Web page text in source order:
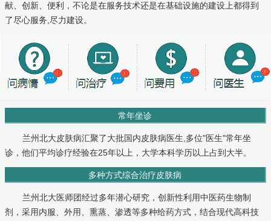
献、创新、便利，不论是在服务技术还是在基础设施的建设上都得到
了尽心服务,尽力建设。
常年坐诊
兰州北大皮肤病汇聚了大批国内皮肤病医生,多位"医生"常年坐
诊，他们平均诊疗经验在25年以上，大学本科学历以上占到大半。
多种方式综合治疗皮肤病
兰州北大医师团经过多年潜心研究，创新性利用中医药生物制
剂，采用内服、外用、熏蒸、渗透等多种给药方式，结合现代高科技